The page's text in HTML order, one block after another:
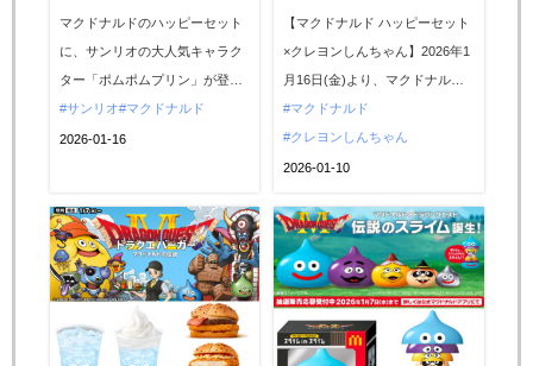
が笑顔になる♡ダンスゲ
ーム付き！おもちゃ全6
種がかわいすぎっ♡
マクドナルドのハッピーセット
に、サンリオの大人気キャラク
ター「ポムポムプリン」が登
場！小物入れや文具など、毎日
の生活に寄り添う“使えるおもち
がら学べる工夫もたっぷりで
す。ポムポムプリン好きさんや
子育てママ＆パパさんにも嬉し
い、ハッピーセット ポムポムプ
リンの魅力...
サンリオ マクドナルド
2026-01-16
ゃんワールド炸裂！遊ん
で楽しいおもちゃ登場！
2026年1月16日(金)〜ス
タート！
【マクドナルド ハッピーセット
×クレヨンしんちゃん】2026年1
月16日(金)より、マクドナルド
のハッピーセットに「クレヨン
しんちゃん」が期間限定で登
場！マクドナルドモチーフとし
まった、遊んで楽しい全6種類の
おもちゃがラインアップ。第1
弾・第2弾・第3弾のスケジュー
ルや、各アイテムの魅力を一...
マクドナルド
クレヨンしんちゃん
2026-01-10